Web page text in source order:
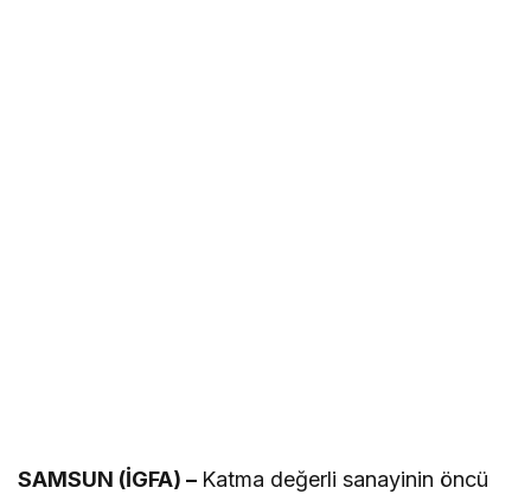
SAMSUN (İGFA) – Katma değerli sanayinin öncü